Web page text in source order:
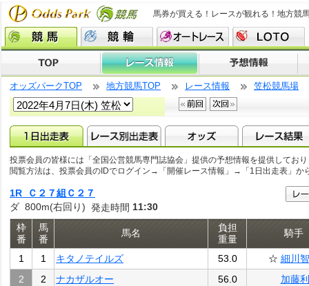
馬券が買える！レースが観れる！地方競
オッズパークTOP 地方競馬TOP レース情報 笠松競馬場
投票会員の皆様には「全国公営競馬専門誌協会」提供の予想情報を提供してお
閲覧方法は、投票会員のIDでログイン→「開催レース情報」→「1日出走表」か
1R Ｃ２７組Ｃ２７
ダ 800m(右回り) 発走時間 11:30
枠
番
馬
番
馬名
負担
重量
騎手
1 1 キタノテイルズ 53.0 ☆ 細川智
2
2 ナカザルオー 56.0
加藤利